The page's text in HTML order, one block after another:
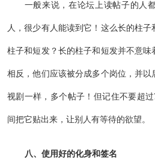
一般来说，在论坛上读帖子的人
人，很少有人能读到它！这么长的柱
柱子和短发？长的柱子和短发并不意味
相反，他们应该被分成多个岗位，并
视剧一样，多个帖子！但记住不要超
间把它贴出来，让别人有等待的欲望。
八、使用好的化身和签名